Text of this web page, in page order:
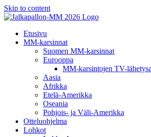
Skip to content
Etusivu
MM-karsinnat
Suomen MM-karsinnat
Eurooppa
MM-karsintojen TV-
Aasia
Afrikka
Etelä-Amerikka
Oseania
Pohjois- ja Väli-Amerikka
Otteluohjelma
Lohkot